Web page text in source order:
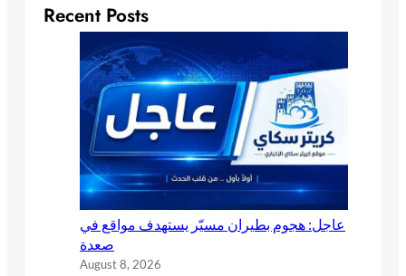
Recent Posts
عاجل: هجوم بطيران مسيّر يستهدف مواقع في
صعدة
August 8, 2026